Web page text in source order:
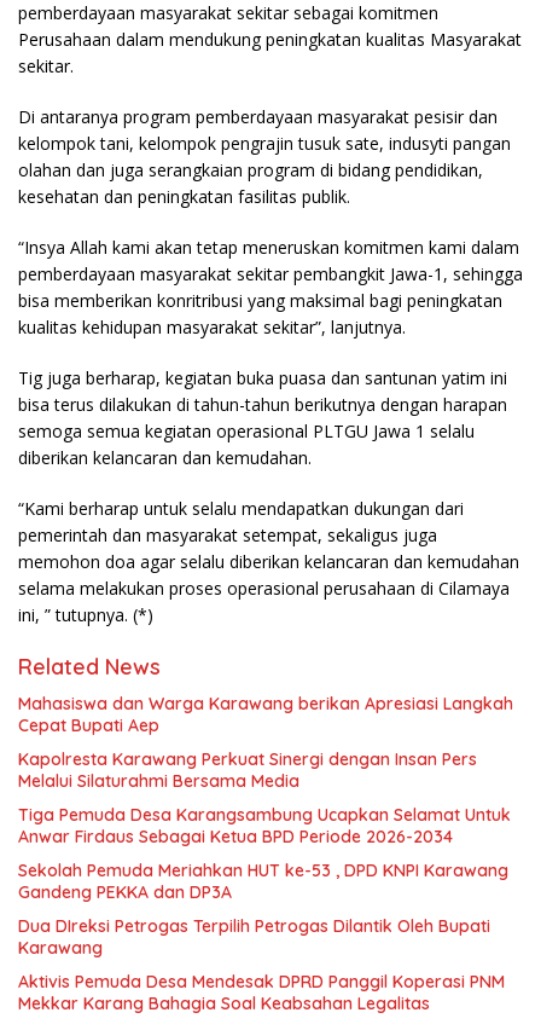
pemberdayaan masyarakat sekitar sebagai komitmen
Perusahaan dalam mendukung peningkatan kualitas Masyarakat
sekitar.
Di antaranya program pemberdayaan masyarakat pesisir dan
kelompok tani, kelompok pengrajin tusuk sate, indusyti pangan
olahan dan juga serangkaian program di bidang pendidikan,
kesehatan dan peningkatan fasilitas publik.
“Insya Allah kami akan tetap meneruskan komitmen kami dalam
pemberdayaan masyarakat sekitar pembangkit Jawa-1, sehingga
bisa memberikan konritribusi yang maksimal bagi peningkatan
kualitas kehidupan masyarakat sekitar”, lanjutnya.
Tig juga berharap, kegiatan buka puasa dan santunan yatim ini
bisa terus dilakukan di tahun-tahun berikutnya dengan harapan
semoga semua kegiatan operasional PLTGU Jawa 1 selalu
diberikan kelancaran dan kemudahan.
“Kami berharap untuk selalu mendapatkan dukungan dari
pemerintah dan masyarakat setempat, sekaligus juga
memohon doa agar selalu diberikan kelancaran dan kemudahan
selama melakukan proses operasional perusahaan di Cilamaya
ini, ” tutupnya. (*)
Related News
Mahasiswa dan Warga Karawang berikan Apresiasi Langkah
Cepat Bupati Aep
Kapolresta Karawang Perkuat Sinergi dengan Insan Pers
Melalui Silaturahmi Bersama Media
Tiga Pemuda Desa Karangsambung Ucapkan Selamat Untuk
Anwar Firdaus Sebagai Ketua BPD Periode 2026-2034
Sekolah Pemuda Meriahkan HUT ke-53 , DPD KNPI Karawang
Gandeng PEKKA dan DP3A
Dua DIreksi Petrogas Terpilih Petrogas Dilantik Oleh Bupati
Karawang
Aktivis Pemuda Desa Mendesak DPRD Panggil Koperasi PNM
Mekkar Karang Bahagia Soal Keabsahan Legalitas